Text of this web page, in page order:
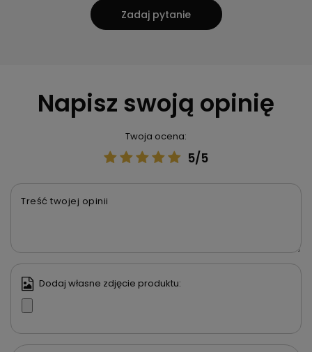
Zadaj pytanie
Napisz swoją opinię
Twoja ocena:
5/5
Treść twojej opinii
Dodaj własne zdjęcie produktu: